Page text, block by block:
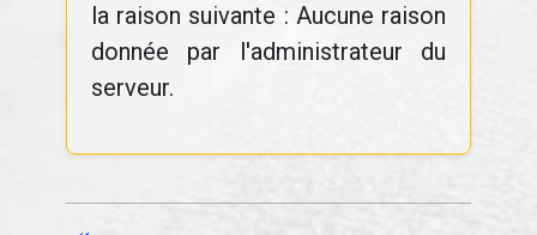
la raison suivante : Aucune raison
donnée par l'administrateur du
serveur.